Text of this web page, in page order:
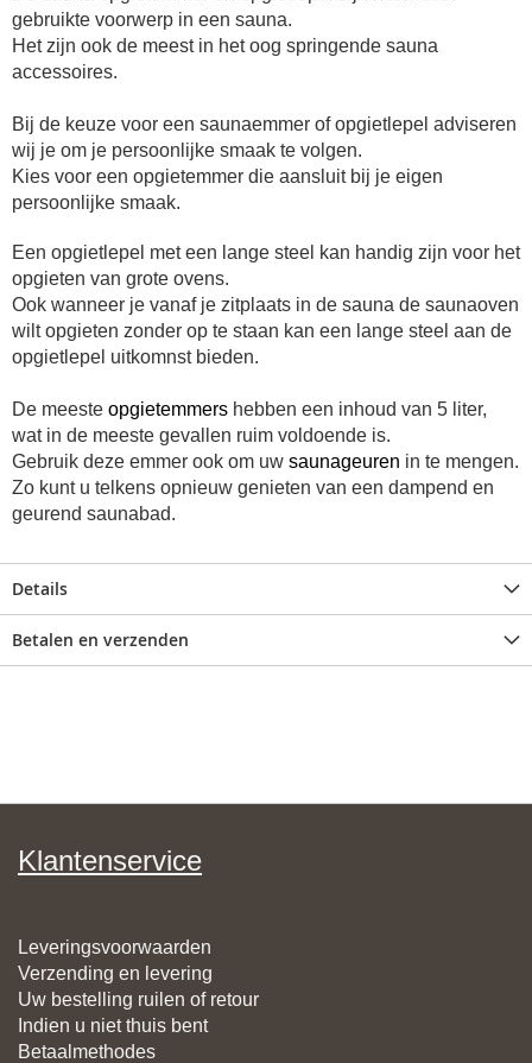
gebruikte voorwerp in een sauna.
Het zijn ook de meest in het oog springende sauna
accessoires.
Bij de keuze voor een saunaemmer of opgietlepel adviseren
wij je om je persoonlijke smaak te volgen.
Kies voor een opgietemmer die aansluit bij je eigen
persoonlijke smaak.
Een opgietlepel met een lange steel kan handig zijn voor het
opgieten van grote ovens.
Ook wanneer je vanaf je zitplaats in de sauna de saunaoven
wilt opgieten zonder op te staan kan een lange steel aan de
opgietlepel uitkomnst bieden.
De meeste opgietemmers hebben een inhoud van 5 liter,
wat in de meeste gevallen ruim voldoende is.
Gebruik deze emmer ook om uw saunageuren in te mengen.
Zo kunt u telkens opnieuw genieten van een dampend en
geurend saunabad.
Details
Betalen en verzenden
Klantenservice
Leveringsvoorwaarden
Verzending en levering
Uw bestelling ruilen of retour
Indien u niet thuis bent
Betaalmethodes